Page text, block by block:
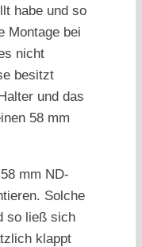
habe und so
Montage bei
nicht
besitzt
und das
58 mm
mm ND-
Solche
so ließ sich
klappt